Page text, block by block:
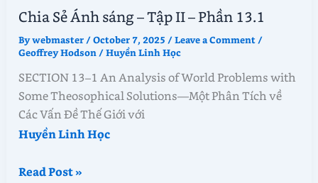
II
–
Phần
Chia Sẻ Ánh sáng – Tập II – Phần 13.1
Bywebmaster /October 7, 2025 /Leave a Comment /
Geoffrey Hodson /Huyền Linh Học
SECTION 13–1 An Analysis of World Problems with
Some Theosophical Solutions—Một Phân Tích về
Các Vấn Đề Thế Giới với
Huyền Linh Học
Chia
Read Post »